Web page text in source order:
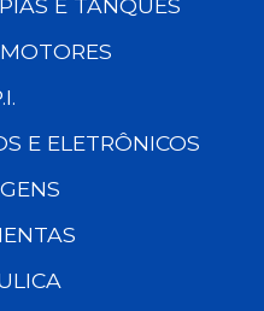
E TANQUES
E ELETRÔNICOS